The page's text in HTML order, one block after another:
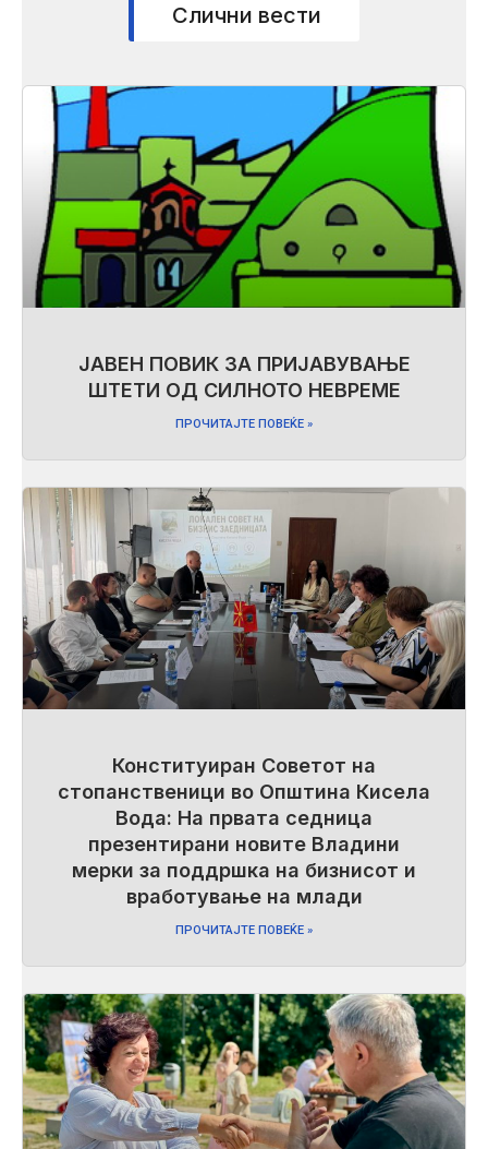
Слични вести
ЈАВЕН ПОВИК ЗА ПРИЈАВУВАЊЕ
ШТЕТИ ОД СИЛНОТО НЕВРЕМЕ
ПРОЧИТАЈТЕ ПОВЕЌЕ »
Конституиран Советот на
стопанственици во Општина Кисела
Вода: На првата седница
презентирани новите Владини
мерки за поддршка на бизнисот и
вработување на млади
ПРОЧИТАЈТЕ ПОВЕЌЕ »